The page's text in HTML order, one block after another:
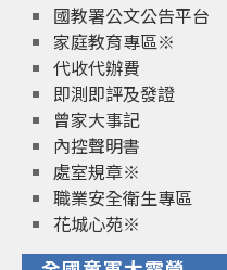
國教署公文公告平台
家庭教育專區※
代收代辦費
即測即評及發證
曾家大事記
內控聲明書
處室規章※
職業安全衛生專區
花城心苑※